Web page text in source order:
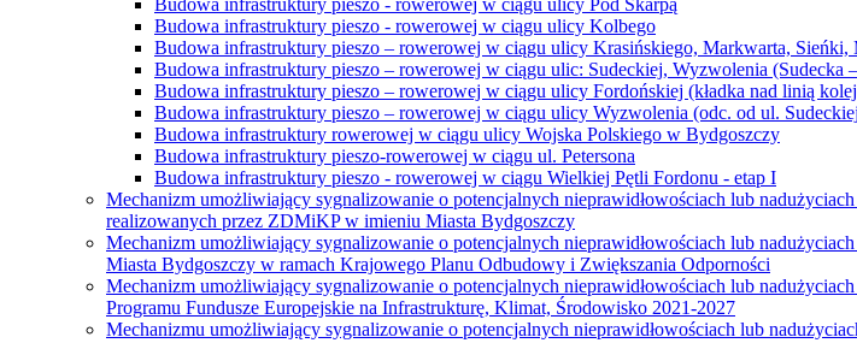
Budowa infrastruktury pieszo - rowerowej w ciągu ulicy Kolbego
Budowa infrastruktury pieszo – rowerowej w ciągu ulicy Krasińskiego, Markwarta,
Budowa infrastruktury pieszo – rowerowej w ciągu ulic: Sudeckiej, Wyzwolenia (Sudecka
Budowa infrastruktury pieszo – rowerowej w ciągu ulicy Fordońskiej (kładka nad linią
Budowa infrastruktury pieszo – rowerowej w ciągu ulicy Wyzwolenia (odc. od ul.
Budowa infrastruktury rowerowej w ciągu ulicy Wojska Polskiego w Bydgoszczy
Budowa infrastruktury pieszo-rowerowej w ciągu ul. Petersona
Budowa infrastruktury pieszo - rowerowej w ciągu Wielkiej Pętli Fordonu - etap I
Mechanizm umożliwiający sygnalizowanie o potencjalnych nieprawidłowościach lub
realizowanych przez ZDMiKP w imieniu Miasta Bydgoszczy
Mechanizm umożliwiający sygnalizowanie o potencjalnych nieprawidłowościach lub
Miasta Bydgoszczy w ramach Krajowego Planu Odbudowy i Zwiększania Odporności
Mechanizm umożliwiający sygnalizowanie o potencjalnych nieprawidłowościach lub
Programu Fundusze Europejskie na Infrastrukturę, Klimat, Środowisko 2021-2027
Mechanizmu umożliwiający sygnalizowanie o potencjalnych nieprawidłowościach lub